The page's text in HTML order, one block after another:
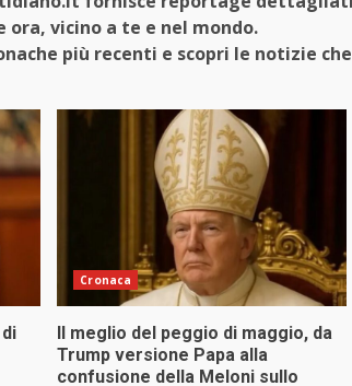
ora, vicino a te e nel mondo.
più recenti e scopri le notizie
Cronaca
Il meglio del peggio di maggio, da
Trump versione Papa alla
confusione della Meloni sullo